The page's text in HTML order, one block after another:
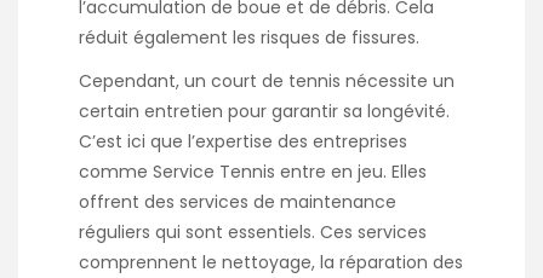
l’accumulation de boue et de débris. Cela
réduit également les risques de fissures.
Cependant, un court de tennis nécessite un
certain entretien pour garantir sa longévité.
C’est ici que l’expertise des entreprises
comme Service Tennis entre en jeu. Elles
offrent des services de maintenance
réguliers qui sont essentiels. Ces services
comprennent le nettoyage, la réparation des